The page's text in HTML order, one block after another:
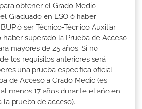
obtener el Grado Medio
Graduado en ESO ó haber
ó ser Técnico-Técnico Auxiliar
haber superado la Prueba de Acceso
mayores de 25 años. Si no
los requisitos anteriores será
una prueba específica oficial
de Acceso a Grado Medio (es
menos 17 años durante el año en
la prueba de acceso).